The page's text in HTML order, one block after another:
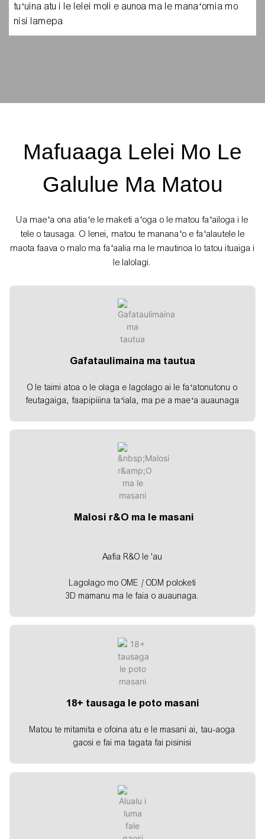
tuʻuina atu i le lelei moli e aunoa ma le manaʻomia mo
nisi lamepa
Mafuaaga Lelei Mo Le
Galulue Ma Matou
Ua maeʻa ona atiaʻe le maketi aʻoga o le matou faʻailoga i le
tele o tausaga. O lenei, matou te mananaʻo e faʻalautele le
maota faava o malo ma faʻaalia ma le mautinoa lo tatou ituaiga i
le lalolagi.
Gafataulimaina ma tautua
O le taimi atoa o le olaga e lagolago ai le faʻatonutonu o
feutagaiga, faapipiiina taʻiala, ma pe a maeʻa auaunaga
Malosi r&O ma le masani
Aafia R&O le 'au
Lagolago mo OME / ODM poloketi
3D mamanu ma le faia o auaunaga.
18+ tausaga le poto masani
Matou te mitamita e ofoina atu e le masani ai, tau-aoga
gaosi e fai ma tagata fai pisinisi